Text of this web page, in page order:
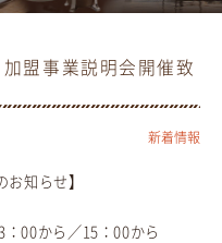
盟事業説明会開催致
新着情報
知らせ】
から／15：00から